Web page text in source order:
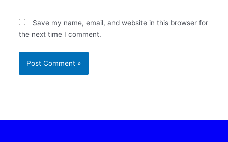
Save my name, email, and website in this browser for
the next time I comment.